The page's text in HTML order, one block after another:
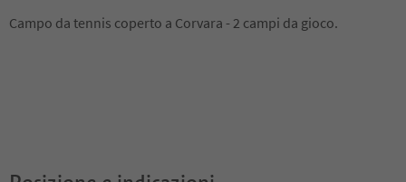
Campo da tennis coperto a Corvara - 2 campi da gioco.